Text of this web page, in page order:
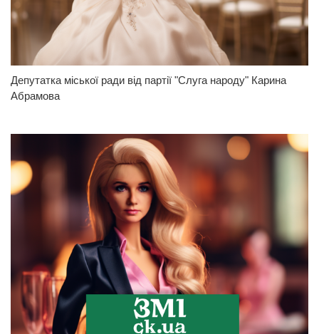
Депутатка міської ради від партії "Слуга народу" Карина
Абрамова